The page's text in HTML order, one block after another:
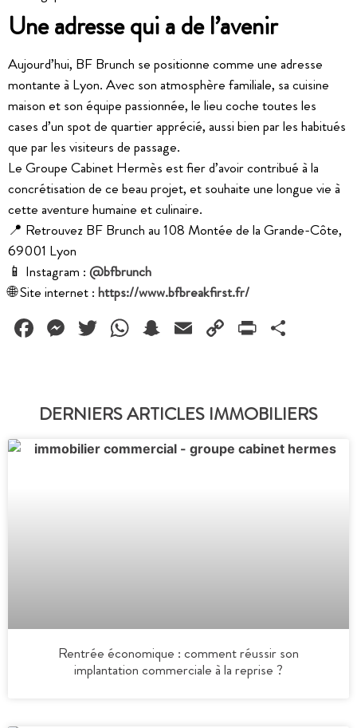
Une adresse qui a de l’avenir
Aujourd’hui, BF Brunch se positionne comme une adresse
montante à Lyon. Avec son atmosphère familiale, sa cuisine
maison et son équipe passionnée, le lieu coche toutes les
cases d’un spot de quartier apprécié, aussi bien par les habitués
que par les visiteurs de passage.
Le Groupe Cabinet Hermès est fier d’avoir contribué à la
concrétisation de ce beau projet, et souhaite une longue vie à
cette aventure humaine et culinaire.
📍 Retrouvez BF Brunch au 108 Montée de la Grande-Côte,
69001 Lyon
📱 Instagram :@bfbrunch
🌐 Site internet :https://www.bfbreakfirst.fr/
Facebook
Messenger
TwitterWhatsApp
Snapchat
EmailCopy
DERNIERS ARTICLES IMMOBILIERS
Rentrée économique : comment réussir son
implantation commerciale à la reprise ?